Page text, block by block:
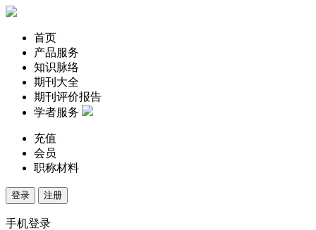
首页
产品服务
知识脉络
期刊大全
期刊评价报告
学者服务
充值
会员
职称材料
登录 注册
手机登录